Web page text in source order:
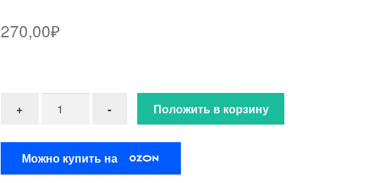
270,00₽
+ Количество товара Пух норки"Темный тауп" (873)
- Положить в корзину
Можно купить на